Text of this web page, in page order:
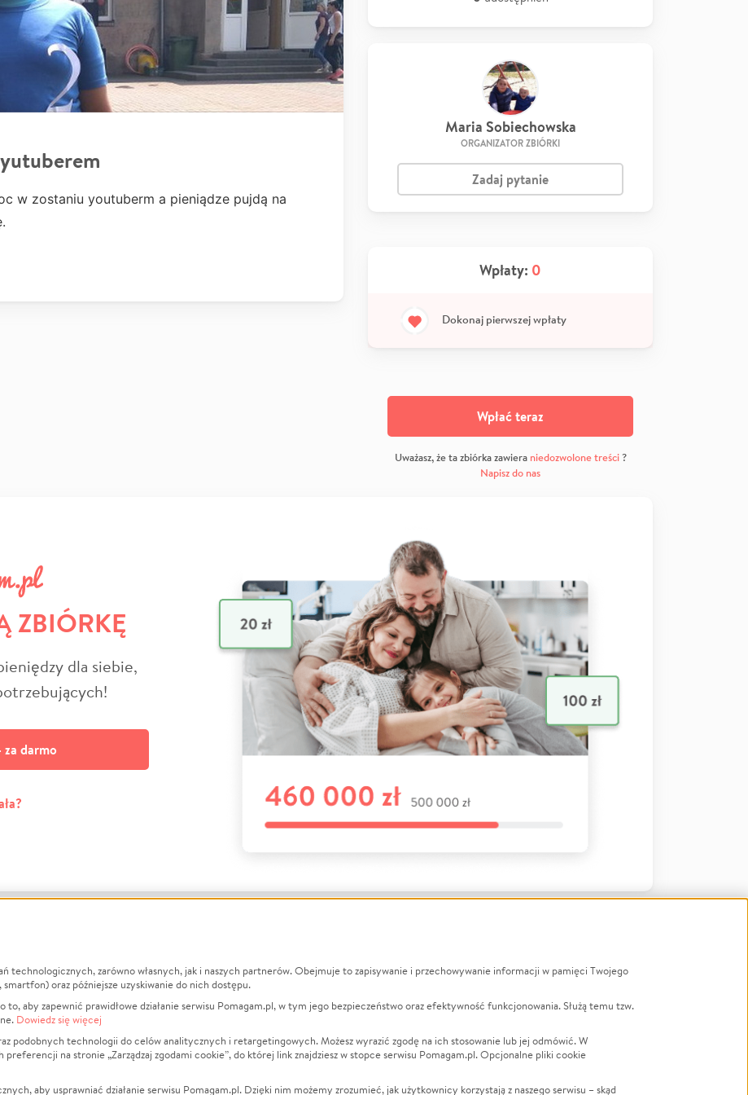
w zostaniu youtuberm a pieniądze pujdą na
Maria Sobiechowska
ORGANIZATOR ZBIÓRKI
Zadaj pytanie
Wpłaty: 0
Dokonaj pierwszej wpłaty
Wpłać teraz
Uważasz, że ta zbiórka zawiera niedozwolone treści?
Napisz do nas
ZBIÓRKĘ
dla siebie,
darmo
działa?
Prywatności
O nas
Opinie
Raporty
Za darmo
Zbieraj na
Leczenie
Zwierzęta
Pożar
LGBTQ+
Powódź
Wichura
technologicznych, zarówno własnych, jak i naszych partnerów. Obejmuje to zapisywanie i przechowywanie informacji w pamięci Twojego
oraz późniejsze uzyskiwanie do nich dostępu.
aby zapewnić prawidłowe działanie serwisu Pomagam.pl, w tym jego bezpieczeństwo oraz efektywność funkcjonowania. Służą temu tzw.
Dowiedz się więcej
podobnych technologii do celów analitycznych i retargetingowych. Możesz wyrazić zgodę na ich stosowanie lub jej odmówić. W
na stronie „Zarządzaj zgodami cookie”, do której link znajdziesz w stopce serwisu Pomagam.pl. Opcjonalne pliki cookie
aby usprawniać działanie serwisu Pomagam.pl. Dzięki nim możemy zrozumieć, jak użytkownicy korzystają z naszego serwisu – skąd